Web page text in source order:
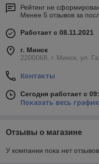
Рейтинг не
Менее 5 отзывов за
Работает с 08.11.2021
г. Минск
2200068, г. Минск, ул.
Контакты
Сегодня работает с
Показать весь
Отзывы о магазине
У компании пока нет